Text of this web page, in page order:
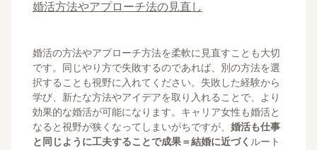
婚活方法やアプローチ法の見直し
婚活の方法やアプローチ方法を柔軟に見直すことも大切
です。同じやり方で失敗するのであれば、別の方法を選
択することも視野に入れてください。失敗した経験から
学び、新たな方法やアイデアを取り入れることで、より
効果的な婚活が可能になります。キャリア女性も婚活と
なると視野が狭くなってしまいがちですが、 婚活も仕事
と同じように工夫することで成果＝結婚に近づく ルート